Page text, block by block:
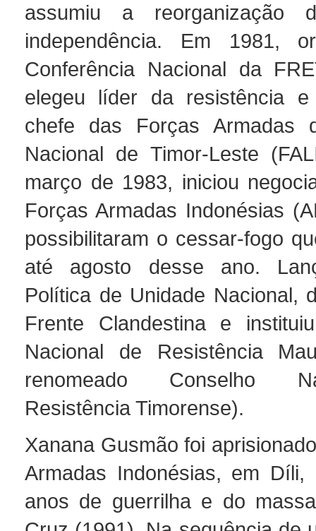
assumiu a reorganização
independência. Em 1981,
Conferência Nacional da
elegeu líder da resistência e
chefe das Forças Armadas
Nacional de Timor-Leste
março de 1983, iniciou
Forças Armadas Indonésias
possibilitaram o cessar-fogo
até agosto desse ano.
Política de Unidade Nacional,
Frente Clandestina e
Nacional de Resistência
renomeado Conselho
Resistência Timorense).
Xanana Gusmão foi
Armadas Indonésias, em
anos de guerrilha e do